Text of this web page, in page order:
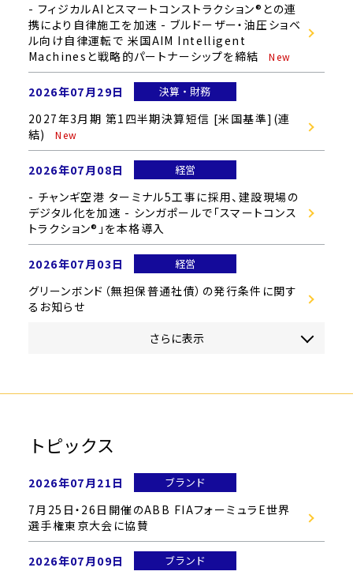
- フィジカルAIとスマートコンストラクション®との連
携により自律施工を加速 - ブルドーザー・油圧ショベ
ル向け自律運転で 米国AIM Intelligent
Machinesと戦略的パートナーシップを締結
2026年07月29日 決算・財務
2027年3月期 第1四半期決算短信 [米国基準](連
結)
2026年07月08日 経営
- チャンギ空港 ターミナル5工事に採用、建設現場の
デジタル化を加速 - シンガポールで「スマートコンス
トラクション®」を本格導入
2026年07月03日 経営
グリーンボンド（無担保普通社債）の発行条件に関す
るお知らせ
さらに表示
トピックス
2026年07月21日 ブランド
7月25日・26日開催のABB FIAフォーミュラE世界
選手権東京大会に協賛
2026年07月09日 ブランド